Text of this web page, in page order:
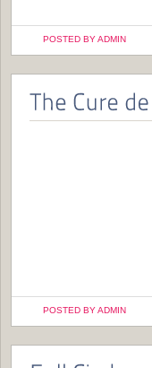
POSTED BY ADMIN
POSTED BY ADMIN